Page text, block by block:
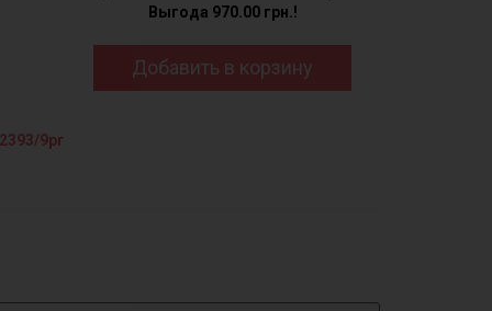
9рг
Выгода 970.00 грн.!
Добавить в корзину